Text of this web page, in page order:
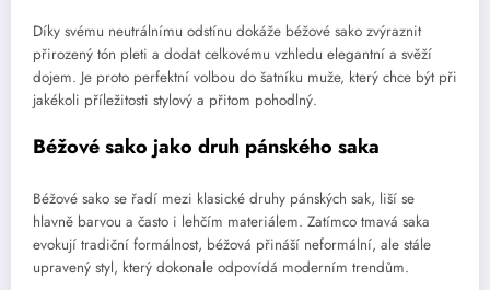
Díky svému neutrálnímu odstínu dokáže béžové sako zvýraznit
přirozený tón pleti a dodat celkovému vzhledu elegantní a svěží
dojem. Je proto perfektní volbou do šatníku muže, který chce být při
jakékoli příležitosti stylový a přitom pohodlný.
Béžové sako jako druh pánského saka
Béžové sako se řadí mezi klasické druhy pánských sak, liší se
hlavně barvou a často i lehčím materiálem. Zatímco tmavá saka
evokují tradiční formálnost, béžová přináší neformální, ale stále
upravený styl, který dokonale odpovídá moderním trendům.